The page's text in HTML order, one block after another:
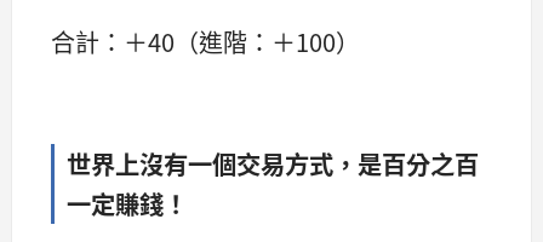
合計：＋40（進階：＋100）
世界上沒有一個交易方式，是百分之百
一定賺錢！